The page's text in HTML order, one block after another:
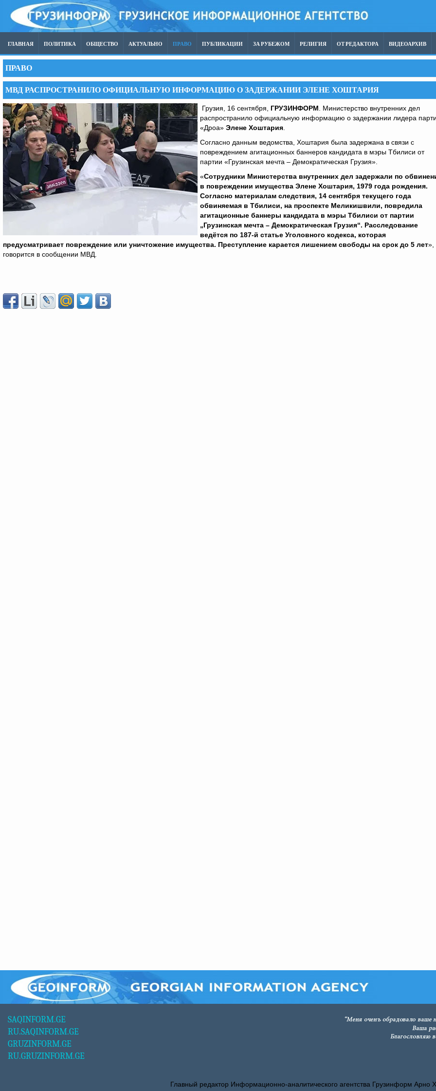
ГЛАВНАЯ ПОЛИТИКА ОБЩЕСТВО АКТУАЛЬНО ПРАВО ПУБЛИКАЦИИ ЗА РУБЕЖОМ РЕЛИГИЯ ОТ РЕДАКТОРА ВИДЕОАРХИВ
ПРАВО
МВД РАСПРОСТРАНИЛО ОФИЦИАЛЬНУЮ ИНФОРМАЦИЮ О ЗАДЕРЖАНИИ ЭЛЕНЕ ХОШТАРИЯ
Грузия, 16 сентября, ГРУЗИНФОРМ . Министерство внутренних дел
распространило официальную информацию о задержании лидера
«Дроа» Элене Хоштария
Согласно данным ведомства, Хоштария была задержана в связи с
повреждением агитационных баннеров кандидата в мэры Тбилиси от
партии «Грузинская мечта – Демократическая Грузия».
«Сотрудники Министерства внутренних дел задержали по
в повреждении имущества Элене Хоштария, 1979 года рождения.
Согласно материалам следствия, 14 сентября текущего года
обвиняемая в Тбилиси, на проспекте Меликишвили, повредила
агитационные баннеры кандидата в мэры Тбилиси от партии
„Грузинская мечта – Демократическая Грузия“. Расследование
ведётся по 187-й статье Уголовного кодекса, которая
предусматривает повреждение или уничтожение имущества. Преступление карается лишением свободы на срок до 5 лет»,
говорится в сообщении МВД.
SAQINFORM.GE
RU.SAQINFORM.GE
GRUZINFORM.GE
RU.GRUZINFORM.GE
Главный редактор Информационно-аналитического агентства Грузинформ Арно